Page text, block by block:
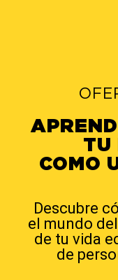
TU
COMO
Descubre
el mundo
de tu vida
de